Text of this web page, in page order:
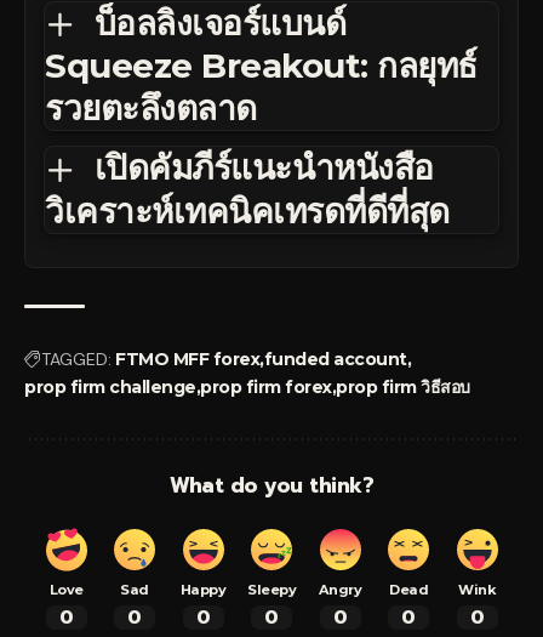
บ็อลลิงเจอร์แบนด์
Squeeze Breakout: กลยุทธ์
รวยตะลึงตลาด
เปิดคัมภีร์แนะนำหนังสือ
วิเคราะห์เทคนิคเทรดที่ดีที่สุด
TAGGED: FTMO MFF forexfunded account
prop firm challenge prop firm forexprop firm วิธีสอบ
What do you think?
Love
0
Sad
0
Happy
0
Sleepy
0
Angry
0
Dead
0
Wink
0